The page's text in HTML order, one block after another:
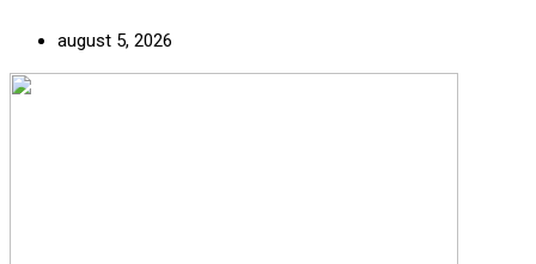
august 5, 2026